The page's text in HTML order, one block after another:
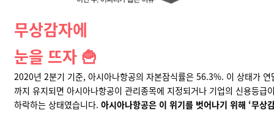
무상감자에
눈을 뜨자 🍟
2020년 2분기 기준, 아시아나항공의 자본잠식률은 56.3%. 이 상태가 연
까지 유지되면 아시아나항공이 관리종목에 지정되거나 기업의 신용등급
하락하는 상태였습니다. 아시아나항공은 이 위기를 벗어나기 위해 ‘무상